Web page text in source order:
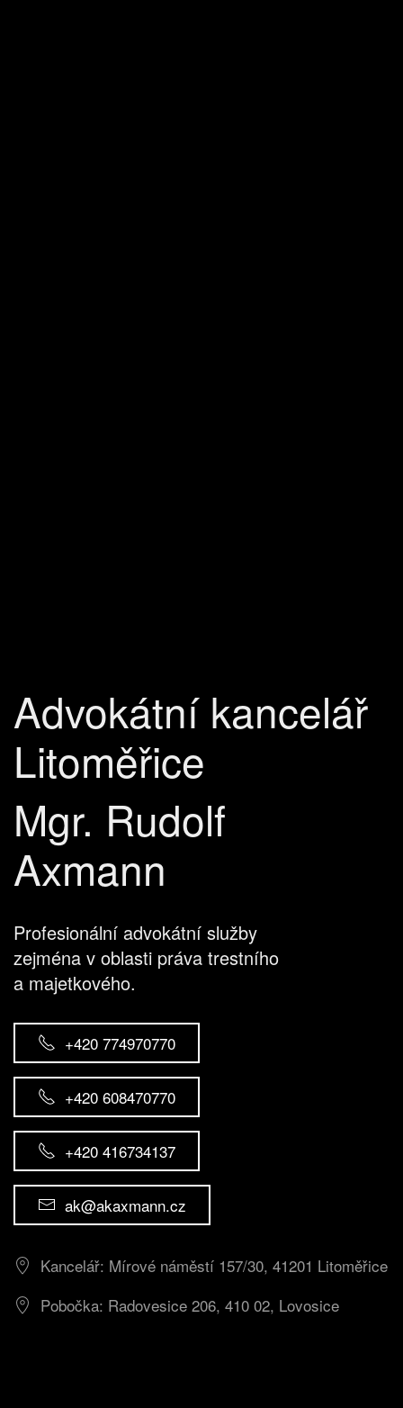
Advokátní kancelář
Litoměřice
Mgr. Rudolf
Axmann
Profesionální advokátní služby
zejména v oblasti práva trestního
a majetkového.
+420 774970770
+420 608470770
+420 416734137
ak@akaxmann.cz
Kancelář: Mírové náměstí 157/30, 41201 Litoměřice
Pobočka: Radovesice 206, 410 02, Lovosice